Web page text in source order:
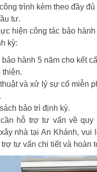
trình kèm theo đầy
tư.
hiện công tác bảo
kỳ:
hành 5 năm cho kết
thiện.
và xử lý sự cố miễn
bảo trì định kỳ.
hỗ trợ tư vấn về quy
nhà tại An Khánh, vui
tư vấn chi tiết và hoàn